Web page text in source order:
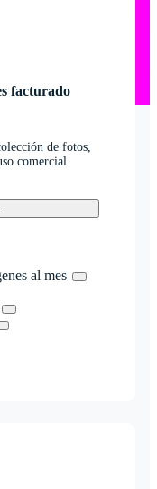
facturado
de fotos,
comercial.
al mes